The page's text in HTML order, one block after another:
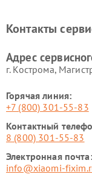
Ремонт
Контакты
Адрес
г. Кострома,
Горячая линия:
+7 (800) 301-55-83
Контактный
8 (800) 301-55-83
Электронная почта:
info@xiaomi-